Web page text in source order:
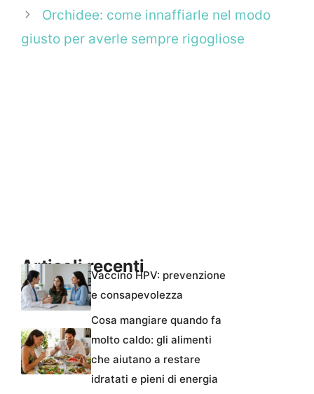
Orchidee: come innaffiarle nel modo
giusto per averle sempre rigogliose
Articoli recentiVaccino HPV: prevenzione
e consapevolezza
Cosa mangiare quando fa
molto caldo: gli alimenti
che aiutano a restare
idratati e pieni di energia